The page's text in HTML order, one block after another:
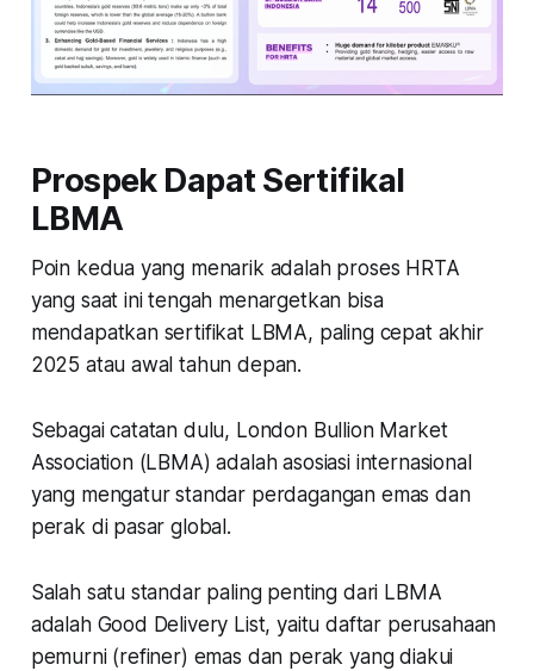
Prospek Dapat Sertifikal
LBMA
Poin kedua yang menarik adalah proses HRTA
yang saat ini tengah menargetkan bisa
mendapatkan sertifikat LBMA, paling cepat akhir
2025 atau awal tahun depan.
Sebagai catatan dulu, London Bullion Market
Association (LBMA) adalah asosiasi internasional
yang mengatur standar perdagangan emas dan
perak di pasar global.
Salah satu standar paling penting dari LBMA
adalah Good Delivery List, yaitu daftar perusahaan
pemurni (refiner) emas dan perak yang diakui